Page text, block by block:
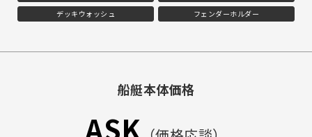
デッキウォッシュ
フェンダーホルダー
船艇本体価格
ASK